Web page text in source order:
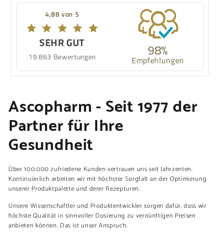
4,88 von 5
SEHR GUT
19.863 Bewertungen 98%
Empfehlungen
Ascopharm - Seit 1977 der
Partner für Ihre
Gesundheit
Über 100.000 zufriedene Kunden vertrauen uns seit Jahrzenten.
Kontinuierlich arbeiten wir mit höchster Sorgfalt an der Optimierung
unserer Produktpalette und derer Rezepturen.
Unsere Wissenschaftler und Produktentwickler sorgen dafür, dass wir
höchste Qualität in sinnvoller Dosierung zu vernünftigen Preisen
anbieten können. Das ist unser Anspruch.